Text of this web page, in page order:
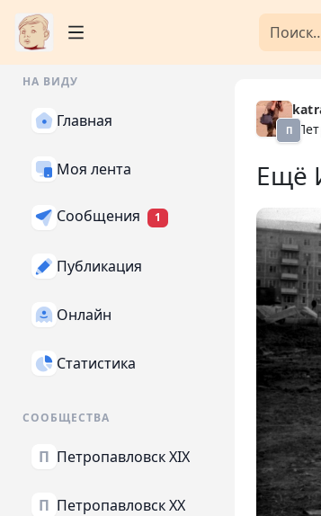
НА ВИДУ
Главная
Моя лента
Сообщения 1
Публикация
Онлайн
Статистика
СООБЩЕСТВА
П Петропавловск XIX
П Петропавловск XX
П
Ещё